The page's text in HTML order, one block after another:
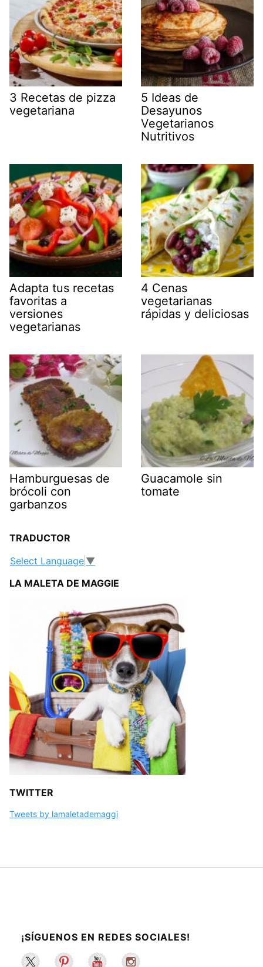
3 Recetas de pizza
vegetariana
5 Ideas de
Desayunos
Vegetarianos
Nutritivos
Adapta tus recetas
favoritas a
versiones
vegetarianas
4 Cenas
vegetarianas
rápidas y deliciosas
Hamburguesas de
brócoli con
garbanzos
Guacamole sin
tomate
TRADUCTOR
Select Language ▼
LA MALETA DE MAGGIE
TWITTER
Tweets by lamaletademaggi
¡SÍGUENOS EN REDES SOCIALES!